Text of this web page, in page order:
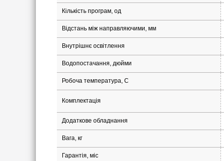
Кількість програм, од
Відстань між направляючими, мм
Внутрішнє освітлення
Водопостачання, дюйми
Робоча температура, С
Комплектація
Додаткове обладнання
Вага, кг
Гарантія, міс